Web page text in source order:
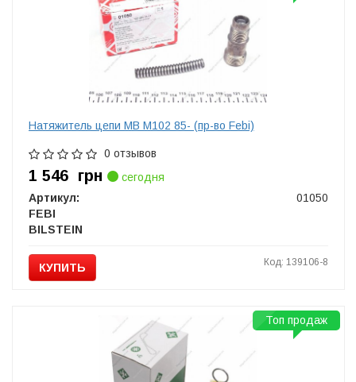
Натяжитель цепи MB M102 85- (пр-во Febi)
0 отзывов
1 546 грн
сегодня
Артикул:
01050
FEBI
BILSTEIN
КУПИТЬ Код: 139106-8
Топ продаж